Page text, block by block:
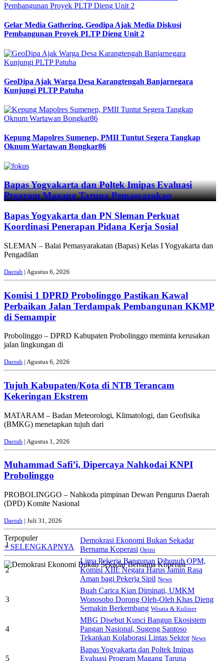
Gelar Media Gathering, Geodipa Ajak Media Diskusi
Pembangunan Proyek PLTP Dieng Unit 2
GeoDipa Ajak Warga Desa Karangtengah Banjarnegara
Kunjungi PLTP Patuha
Kepung Mapolres Sumenep, PMII Tuntut Segera Tangkap
Oknum Wartawan Bongkar86
Previous
Next
Bapas Yogyakarta dan Poltek Imipas Evaluasi
Program Magang Taruna Pemasyarakan
Bapas Yogyakarta dan PN Sleman Perkuat
Koordinasi Penerapan Pidana Kerja Sosial
SLEMAN – Balai Pemasyarakatan (Bapas) Kelas I Yogyakarta dan
Pengadilan
Daerah | Agustus 6, 2026
Komisi 1 DPRD Probolinggo Pastikan Kawal
Perbaikan Jalan Terdampak Pembangunan KKMP
di Semampir
Probolinggo – DPRD Kabupaten Probolinggo meminta kerusakan
jalan lingkungan di
Daerah | Agustus 6, 2026
Tujuh Kabupaten/Kota di NTB Terancam
Kekeringan Ekstrem
MATARAM – Badan Meteorologi, Klimatologi, dan Geofisika
(BMKG) menetapkan tujuh dari
Daerah | Agustus 1, 2026
Muhammad Safi’i, Dipercaya Nahkodai KNPI
Probolinggo
PROBOLINGGO – Nahkoda pimpinan Dewan Pengurus Daerah
(DPD) Komite Nasional
Daerah | Juli 31, 2026
Terpopuler
+ SELENGKAPNYA
1
Demokrasi Ekonomi Bukan Sekadar
Bernama Koperasi Opini
2
Lima Pekerja Bangunan Dibunuh OPM,
Komisi XIII: Negara Harus Jamin Rasa
Aman bagi Pekerja Sipil News
3
Buah Carica Kian Diminati, UMKM
Wonosobo Dorong Oleh-Oleh Khas Dieng
Semakin Berkembang Wisata & Kuliner
4
MBG Disebut Kunci Bangun Ekosistem
Pangan Nasional, Sugeng Santoso
Tekankan Kolaborasi Lintas Sektor News
5
Bapas Yogyakarta dan Poltek Imipas
Evaluasi Program Magang Taruna